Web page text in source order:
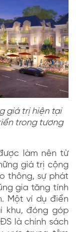
giá trị hiện tại
trong tương
làm nên từ
giá trị cộng
thông, sự phát
gia tăng tính
Một ví dụ điển
khu, đóng góp
là chính sách